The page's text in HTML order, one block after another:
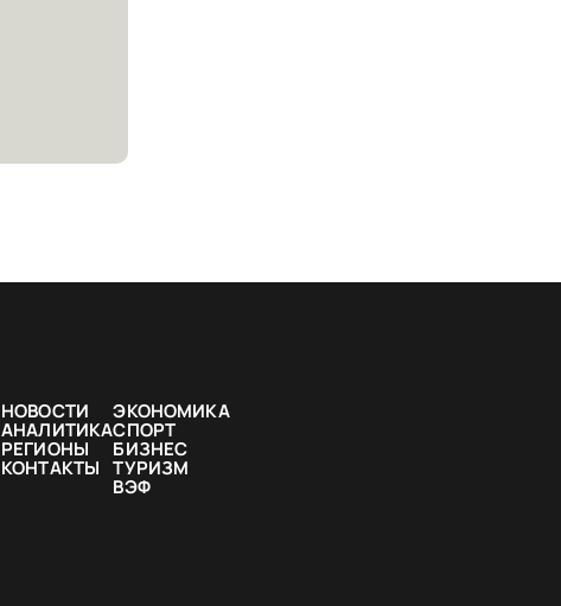
НОВОСТИ
АНАЛИТИКА
РЕГИОНЫ
КОНТАКТЫ
ЭКОНОМИКА
СПОРТ
БИЗНЕС
ТУРИЗМ
ВЭФ